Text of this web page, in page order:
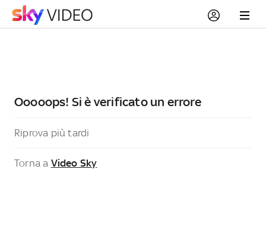
Ooooops! Si è verificato un errore
Riprova più tardi
Torna a Video Sky